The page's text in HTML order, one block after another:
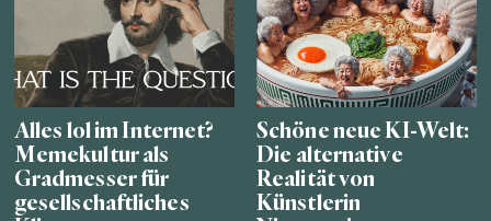
Alles lol im Internet?
Memekultur als
Gradmesser für
gesellschaftliches
Schöne neue KI-Welt:
Die alternative
Realität von
Künstlerin